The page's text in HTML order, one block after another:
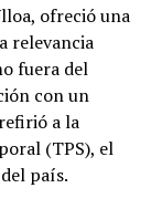
la
Ambas
Consejo
el
de
ofreció una
relevancia
fuera del
con un
a la
(TPS), el
país.